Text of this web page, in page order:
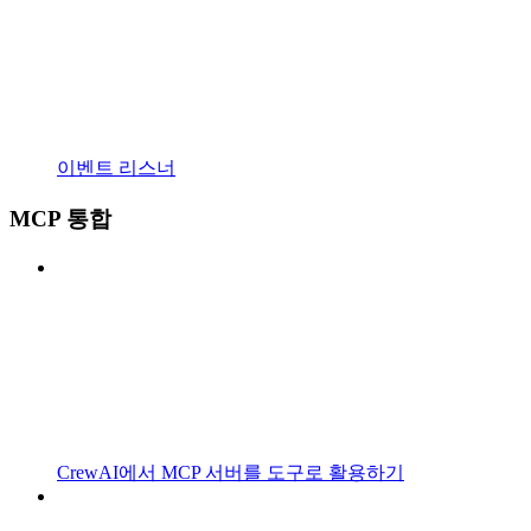
이벤트 리스너
MCP 통합
CrewAI에서 MCP 서버를 도구로 활용하기